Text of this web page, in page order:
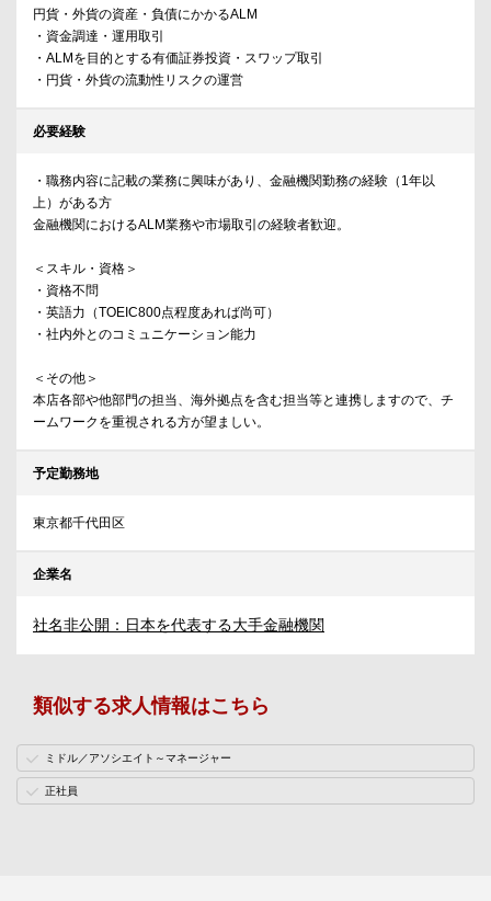
円貨・外貨の資産・負債にかかるALM
・資金調達・運用取引
・ALMを目的とする有価証券投資・スワップ取引
・円貨・外貨の流動性リスクの運営
必要経験
・職務内容に記載の業務に興味があり、金融機関勤務の経験（1年以
上）がある方
金融機関におけるALM業務や市場取引の経験者歓迎。
＜スキル・資格＞
・資格不問
・英語力（TOEIC800点程度あれば尚可）
・社内外とのコミュニケーション能力
＜その他＞
本店各部や他部門の担当、海外拠点を含む担当等と連携しますので、チ
ームワークを重視される方が望ましい。
予定勤務地
東京都千代田区
企業名
社名非公開：日本を代表する大手金融機関
類似する求人情報はこちら
ミドル／アソシエイト～マネージャー
正社員